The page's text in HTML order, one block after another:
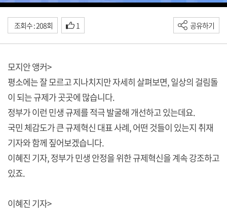
조회수 : 208회 1 공유하기
모지안 앵커>
평소에는 잘 모르고 지나치지만 자세히 살펴보면, 일상의 걸림돌
이 되는 규제가 곳곳에 많습니다.
정부가 이런 민생 규제를 적극 발굴해 개선하고 있는데요.
국민 체감도가 큰 규제혁신 대표 사례, 어떤 것들이 있는지 취재
기자와 함께 짚어보겠습니다.
이혜진 기자, 정부가 민생 안정을 위한 규제혁신을 계속 강조하고
있죠.
이혜진 기자>